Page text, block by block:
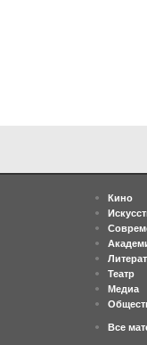
Кино
Театр
Медиа
Все